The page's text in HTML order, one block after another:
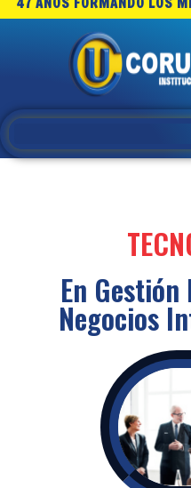
En Gestión
Negocios